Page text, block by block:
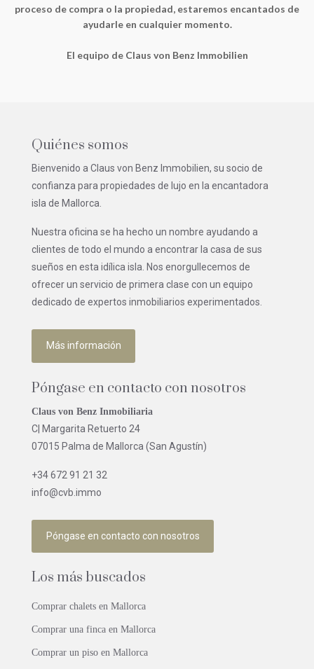
proceso de compra o la propiedad, estaremos encantados de
ayudarle en cualquier momento.
El equipo de Claus von Benz Immobilien
Quiénes somos
Bienvenido a Claus von Benz Immobilien, su socio de
confianza para propiedades de lujo en la encantadora
isla de Mallorca.
Nuestra oficina se ha hecho un nombre ayudando a
clientes de todo el mundo a encontrar la casa de sus
sueños en esta idílica isla. Nos enorgullecemos de
ofrecer un servicio de primera clase con un equipo
dedicado de expertos inmobiliarios experimentados.
Más información
Póngase en contacto con nosotros
Claus von Benz Inmobiliaria
C| Margarita Retuerto 24
07015 Palma de Mallorca (San Agustín)
+34 672 91 21 32
info@cvb.immo
Póngase en contacto con nosotros
Los más buscados
Comprar chalets en Mallorca
Comprar una finca en Mallorca
Comprar un piso en Mallorca